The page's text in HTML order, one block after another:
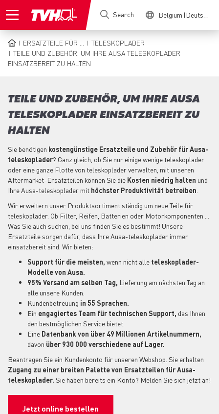
to
Search Belgium (Deutsch)
BREADCRUMB
ERSATZTEILE FÜR ...
TELESKOPLADER
TEILE UND ZUBEHÖR, UM IHRE AUSA TELESKOPLADER
EINSATZBEREIT ZU HALTEN
TEILE UND ZUBEHÖR, UM IHRE AUSA
TELESKOPLADER EINSATZBEREIT ZU
HALTEN
Sie benötigen kostengünstige Ersatzteile und Zubehör für Ausa-
teleskoplader? Ganz gleich, ob Sie nur einige wenige teleskoplader
oder eine ganze Flotte von teleskoplader verwalten, mit unseren
Aftermarket-Ersatzteilen können Sie die Kosten niedrig halten und
Ihre Ausa-teleskoplader mit höchster Produktivität betreiben
Wir erweitern unser Produktsortiment ständig um neue Teile für
teleskoplader. Ob Filter, Reifen, Batterien oder Motorkomponenten ...
Was Sie auch suchen, bei uns finden Sie es bestimmt! Unsere
Ersatzteile sorgen dafür, dass Ihre Ausa-teleskoplader immer
einsatzbereit sind. Wir bieten:
Support für die meisten, wenn nicht alle teleskoplader-
Modelle von Ausa.
95% Versand am selben Tag, Lieferung am nächsten Tag an
alle unsere Kunden.
Kundenbetreuung in 55 Sprachen.
Ein engagiertes Team für technischen Support, das Ihnen
den bestmöglichen Service bietet.
Eine Datenbank von über 49 Millionen Artikelnummern,
davon über 930 000 verschiedene auf Lager.
Beantragen Sie ein Kundenkonto für unseren Webshop. Sie erhalten
Zugang zu einer breiten Palette von Ersatzteilen für Ausa-
teleskoplader. Sie haben bereits ein Konto? Melden Sie sich jetzt an!
Jetzt online bestellen